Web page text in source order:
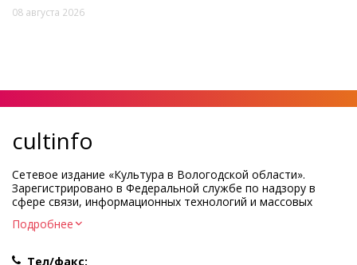
08 августа 2026
cultinfo
Сетевое издание «Культура в Вологодской области».
Зарегистрировано в Федеральной службе по надзору в
сфере связи, информационных технологий и массовых
Регистрационный номер и дата принятия решения о
Подробнее
Тел/факс: